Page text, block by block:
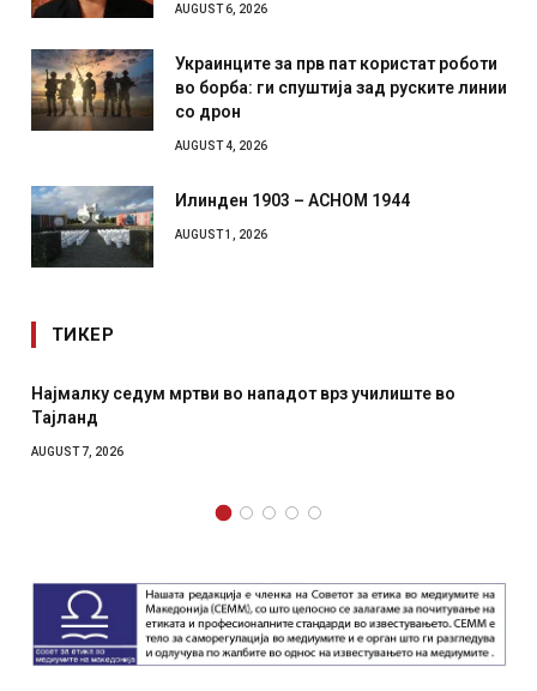
AUGUST 6, 2026
Украинците за прв пат користат роботи
во борба: ги спуштија зад руските линии
со дрон
AUGUST 4, 2026
Илинден 1903 – АСНОМ 1944
AUGUST 1, 2026
ТИКЕР
Најмалку седум мртви во нападот врз училиште во
Тајланд
AUGUST 7, 2026